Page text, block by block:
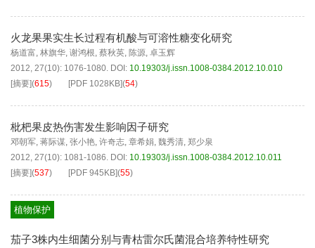
火龙果果实生长过程有机酸与可溶性糖变化研究
杨道富, 林旗华, 谢鸿根, 蔡秋英, 陈源, 卓玉辉
2012, 27(10): 1076-1080. DOI: 10.19303/j.issn.1008-0384.2012.10.010
[摘要](615) [PDF 1028KB](54)
枇杷果皮热伤害发生影响因子研究
邓朝军, 蒋际谋, 张小艳, 许奇志, 章希娟, 魏秀清, 郑少泉
2012, 27(10): 1081-1086. DOI: 10.19303/j.issn.1008-0384.2012.10.011
[摘要](537) [PDF 945KB](55)
植物保护
茄子3株内生细菌分别与青枯雷尔氏菌混合培养特性研究